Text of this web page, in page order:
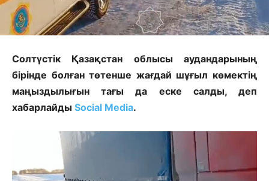
Солтүстік Қазақстан облысы аудандарының
бірінде болған төтенше жағдай шұғыл көмектің
маңыздылығын тағы да еске салды, деп
хабарлайды Social Media.